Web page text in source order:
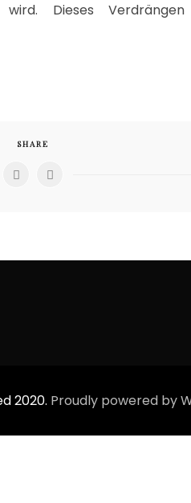
Dieses Verdrängen
SHARE
2020. Proudly powered by